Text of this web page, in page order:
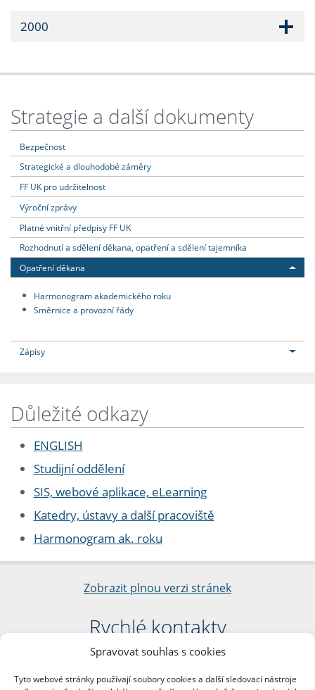
Spravovat souhlas s cookies
Tyto webové stránky používají soubory cookies a další sledovací nástroje
2000
Strategie a další dokumenty
Bezpečnost
Strategické a dlouhodobé záměry
FF UK pro udržitelnost
Výroční zprávy
Platné vnitřní předpisy FF UK
Rozhodnutí a sdělení děkana, opatření a sdělení tajemníka
Opatření děkana
Harmonogram akademického roku
Směrnice a provozní řády
Zápisy
Důležité odkazy
ENGLISH
Studijní oddělení
SIS, webové aplikace, eLearning
Katedry, ústavy a další pracoviště
Harmonogram ak. roku
Zobrazit plnou verzi stránek
Rychlé kontakty
Filozofická fakulta
nám. Jana Palacha 1/2